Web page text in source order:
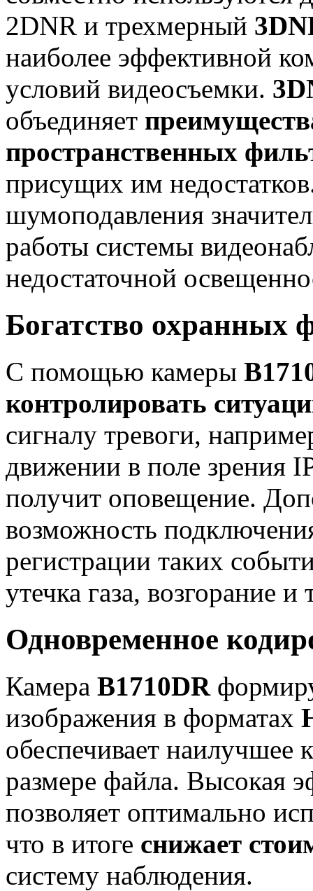
2DNR и трехмерный
наиболее эффективной
условий видеосъемки.
объединяет
пространственных
присущих им
шумоподавления
работы системы
недостаточной
Богатство охранных
С помощью камеры
контролировать
сигналу тревоги,
движении в поле зрения
получит оповещение.
возможность
регистрации таких
утечка газа, возгорание и
Одновременное
Камера B1710DR
изображения в форматах
обеспечивает наилучшее
размере файла. Высокая
позволяет оптимально
что в итоге снижает
систему наблюдения.